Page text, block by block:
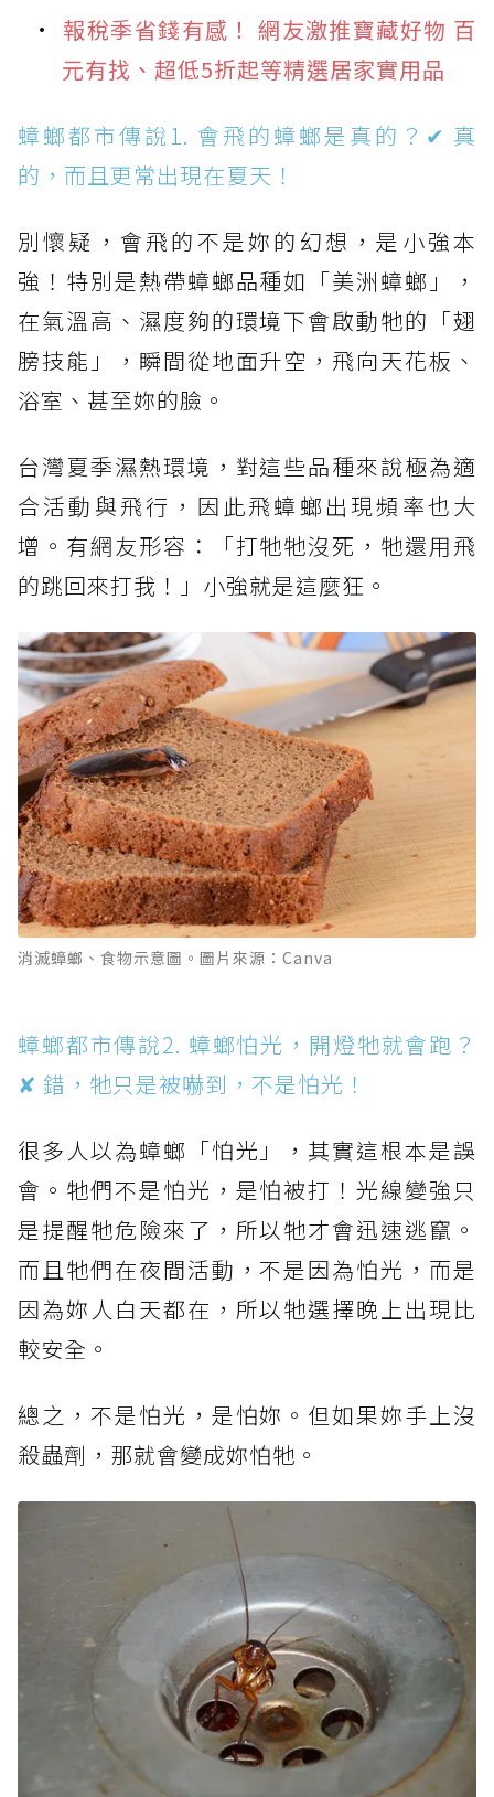
報稅季省錢有感！ 網友激推寶藏好物 百
元有找、超低5折起等精選居家實用品
蟑螂都市傳說1. 會飛的蟑螂是真的？✔ 真
的，而且更常出現在夏天！
別懷疑，會飛的不是妳的幻想，是小強本
強！特別是熱帶蟑螂品種如「美洲蟑螂」，
在氣溫高、濕度夠的環境下會啟動牠的「翅
膀技能」，瞬間從地面升空，飛向天花板、
浴室、甚至妳的臉。
台灣夏季濕熱環境，對這些品種來說極為適
合活動與飛行，因此飛蟑螂出現頻率也大
增。有網友形容：「打牠牠沒死，牠還用飛
的跳回來打我！」小強就是這麼狂。
消滅蟑螂、食物示意圖。圖片來源：Canva
蟑螂都市傳說2. 蟑螂怕光，開燈牠就會跑？
✘ 錯，牠只是被嚇到，不是怕光！
很多人以為蟑螂「怕光」，其實這根本是誤
會。牠們不是怕光，是怕被打！光線變強只
是提醒牠危險來了，所以牠才會迅速逃竄。
而且牠們在夜間活動，不是因為怕光，而是
因為妳人白天都在，所以牠選擇晚上出現比
較安全。
總之，不是怕光，是怕妳。但如果妳手上沒
殺蟲劑，那就會變成妳怕牠。